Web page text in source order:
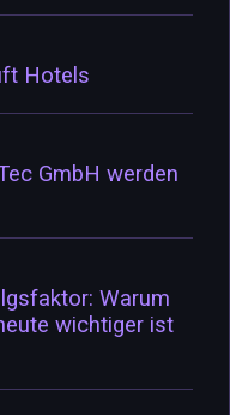
Hotels
GmbH werden
Warum
wichtiger ist